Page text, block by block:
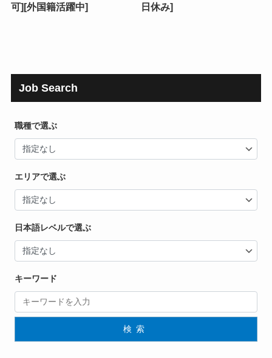
可][外国籍活躍中]
日休み]
Job Search
職種で選ぶ
エリアで選ぶ
日本語レベルで選ぶ
キーワード
検索